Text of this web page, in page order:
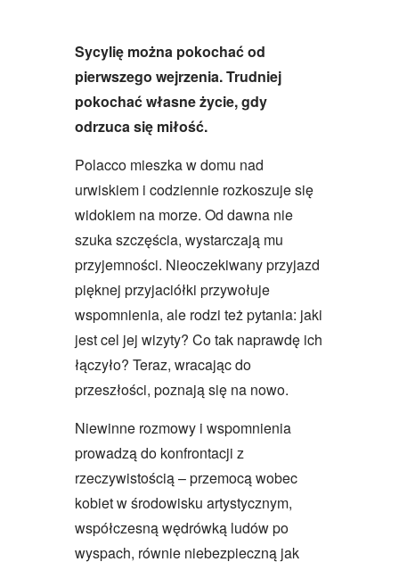
Sycylię można pokochać od
pierwszego wejrzenia. Trudniej
pokochać własne życie, gdy
odrzuca się miłość.
Polacco mieszka w domu nad
urwiskiem i codziennie rozkoszuje się
widokiem na morze. Od dawna nie
szuka szczęścia, wystarczają mu
przyjemności. Nieoczekiwany przyjazd
pięknej przyjaciółki przywołuje
wspomnienia, ale rodzi też pytania: jaki
jest cel jej wizyty? Co tak naprawdę ich
łączyło? Teraz, wracając do
przeszłości, poznają się na nowo.
Niewinne rozmowy i wspomnienia
prowadzą do konfrontacji z
rzeczywistością – przemocą wobec
kobiet w środowisku artystycznym,
współczesną wędrówką ludów po
wyspach, równie niebezpieczną jak